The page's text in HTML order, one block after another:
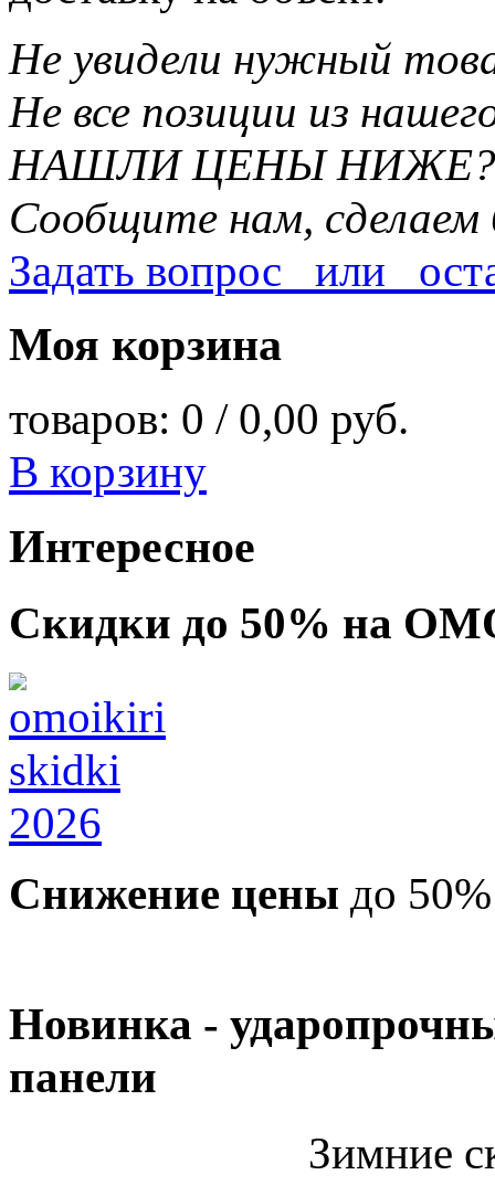
Не увидели нужный
Не все позиции из
НАШЛИ ЦЕНЫ НИЖЕ?
Сообщите нам, сделаем
Задать вопрос или
Моя корзина
товаров: 0 / 0,00 руб.
В корзину
Интересное
Скидки до 50% на
Снижение цены до
Новинка -
панели
Зимние